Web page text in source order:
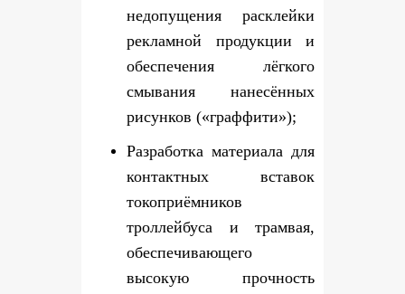
недопущения расклейки
рекламной продукции и
обеспечения лёгкого
смывания нанесённых
рисунков («граффити»);
Разработка материала для
контактных вставок
токоприёмников
троллейбуса и трамвая,
обеспечивающего
высокую прочность